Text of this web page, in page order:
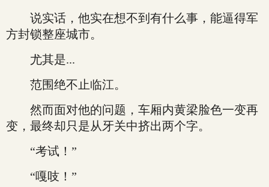
说实话，他实在想不到有什么事，能逼得军
方封锁整座城市。
尤其是...
范围绝不止临江。
然而面对他的问题，车厢内黄梁脸色一变再
变，最终却只是从牙关中挤出两个字。
“考试！”
“嘎吱！”